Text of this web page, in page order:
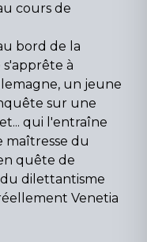
cours de
bord de la
à
un jeune
sur une
qui l'entraîne
maîtresse du
quête de
dilettantisme
Venetia